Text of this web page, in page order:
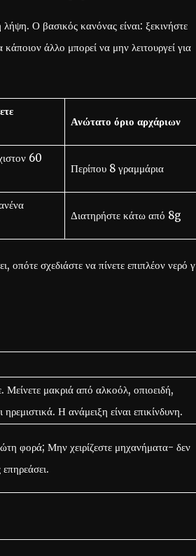
Ο βασικός κανόνας είναι: ξεκινήστε
άλλο μπορεί να μην λειτουργεί για
Ανώτατο όριο αρχάριων
60
Περίπου 8 γραμμάρια
Διατηρήστε κάτω από 8g
σχεδιάστε να πίνετε επιπλέον νερό
Μείνετε μακριά από αλκοόλ, οπιοειδή,
Η ανάμειξη είναι επικίνδυνη.
φορά; Μην χειρίζεστε μηχανήματα- δεν